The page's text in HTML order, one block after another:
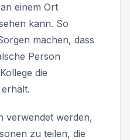
einem Ort
kann. So
machen, dass
Person
die
verwendet werden,
zu teilen, die